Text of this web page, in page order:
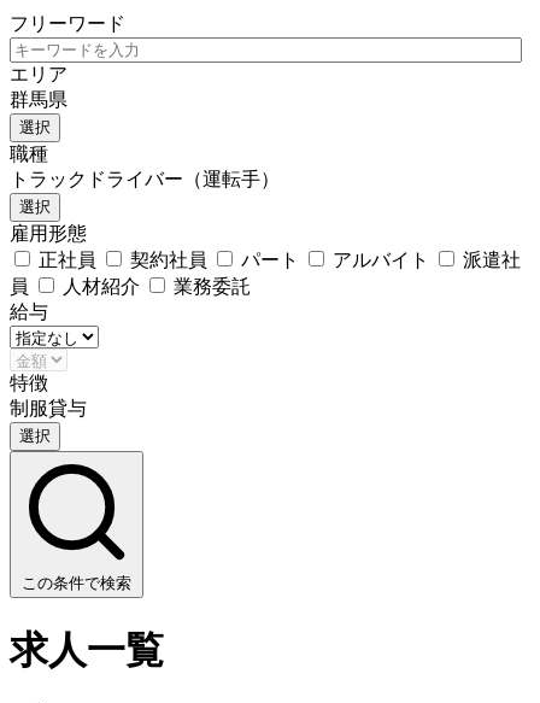
フリーワード
エリア
群馬県
選択
職種
トラックドライバー（運転手）
選択
雇用形態
正社員
契約社員 パート アルバイト
派遣社
員
人材紹介
業務委託
給与
特徴
制服貸与
選択
この条件で検索
求人一覧